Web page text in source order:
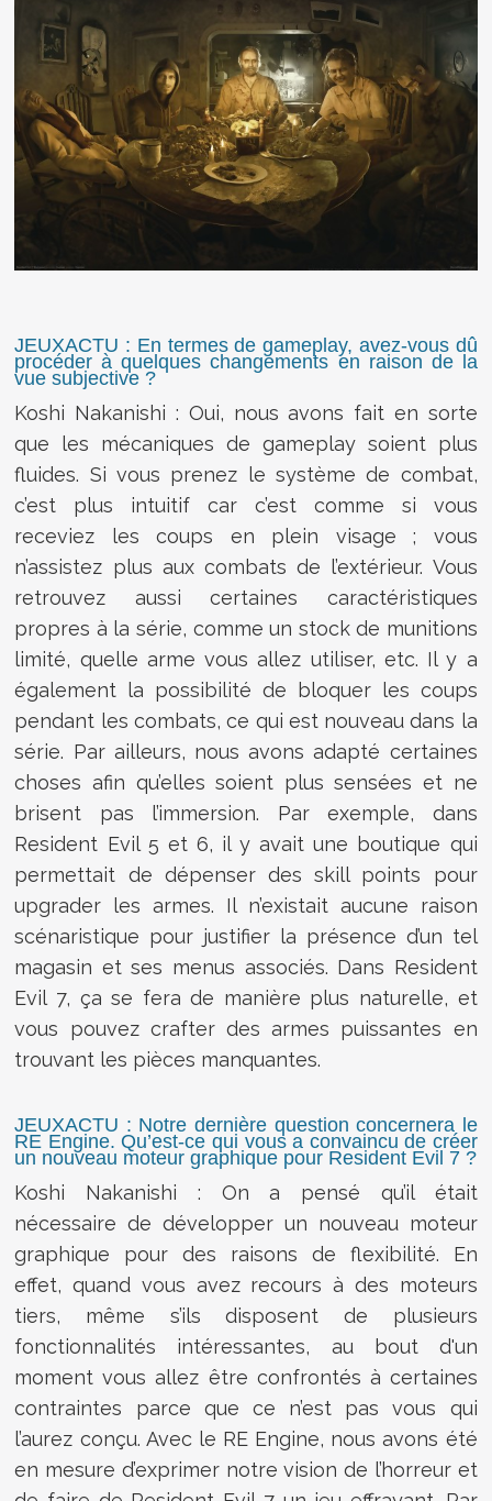
JEUXACTU : En termes de gameplay, avez-vous dû
procéder à quelques changements en raison de la
vue subjective ?
Koshi Nakanishi : Oui, nous avons fait en sorte
que les mécaniques de gameplay soient plus
fluides. Si vous prenez le système de combat,
c’est plus intuitif car c’est comme si vous
receviez les coups en plein visage ; vous
n’assistez plus aux combats de l’extérieur. Vous
retrouvez aussi certaines caractéristiques
propres à la série, comme un stock de munitions
limité, quelle arme vous allez utiliser, etc. Il y a
également la possibilité de bloquer les coups
pendant les combats, ce qui est nouveau dans la
série. Par ailleurs, nous avons adapté certaines
choses afin qu’elles soient plus sensées et ne
brisent pas l’immersion. Par exemple, dans
Resident Evil 5 et 6, il y avait une boutique qui
permettait de dépenser des skill points pour
upgrader les armes. Il n’existait aucune raison
scénaristique pour justifier la présence d’un tel
magasin et ses menus associés. Dans Resident
Evil 7, ça se fera de manière plus naturelle, et
vous pouvez crafter des armes puissantes en
trouvant les pièces manquantes.
JEUXACTU : Notre dernière question concernera le
RE Engine. Qu’est-ce qui vous a convaincu de créer
un nouveau moteur graphique pour Resident Evil 7 ?
Koshi Nakanishi : On a pensé qu’il était
nécessaire de développer un nouveau moteur
graphique pour des raisons de flexibilité. En
effet, quand vous avez recours à des moteurs
tiers, même s’ils disposent de plusieurs
fonctionnalités intéressantes, au bout d'un
moment vous allez être confrontés à certaines
contraintes parce que ce n’est pas vous qui
l’aurez conçu. Avec le RE Engine, nous avons été
en mesure d’exprimer notre vision de l’horreur et